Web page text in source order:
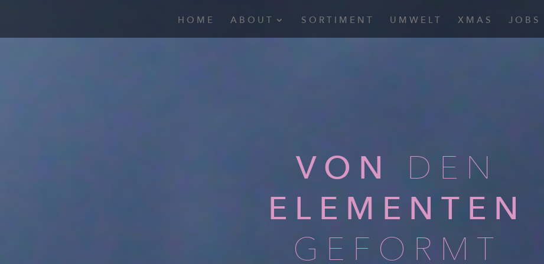
HOME ABOUT SORTIMENT UMWELT XMAS JOBS
VON
DEN
ELEMENTEN
GEFORMT